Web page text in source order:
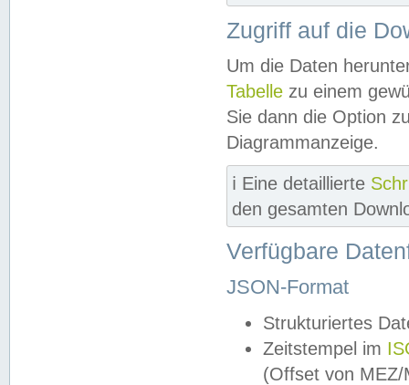
Zugriff auf die
Um die Daten
Tabelle zu einem
Sie dann die Option
Diagrammanzeige.
ℹ️ Eine detaillierte
den gesamten
Verfügbare
JSON-Format
Strukturiertes
Zeitstempel im
(Offset von MEZ/